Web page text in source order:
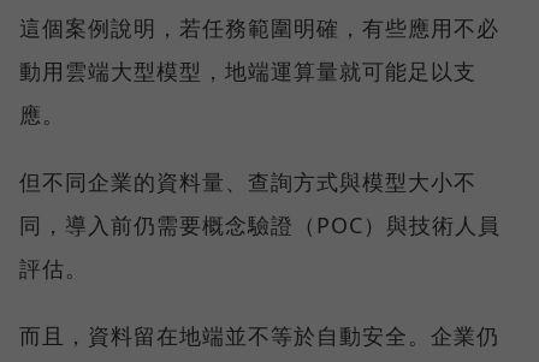
這個案例說明，若任務範圍明確，有些應用不必
動用雲端大型模型，地端運算量就可能足以支
應。
但不同企業的資料量、查詢方式與模型大小不
同，導入前仍需要概念驗證（POC）與技術人員
評估。
而且，資料留在地端並不等於自動安全。企業仍